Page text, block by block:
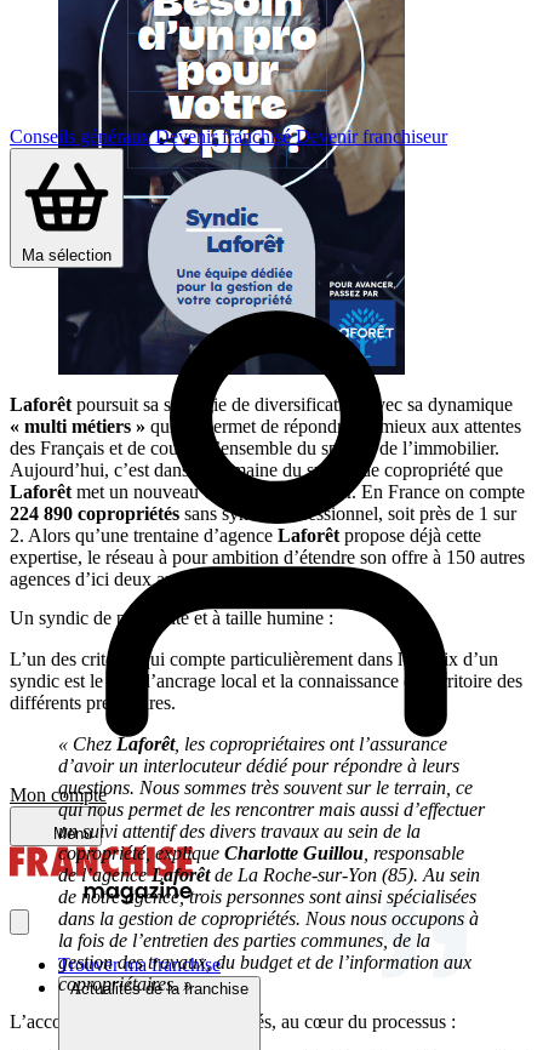
Conseils générauxDevenir franchiséDevenir franchiseur
Ma sélection
Mon compte
Menu
Trouver ma franchise
Actualités de la franchise
Laforêt poursuit sa stratégie de diversification avec sa dynamique
« multi métiers » qui lui permet de répondre au mieux aux attentes
des Français et de couvrir l’ensemble du spectre de l’immobilier.
Aujourd’hui, c’est dans le domaine du syndic de copropriété que
Laforêt met un nouveau coup d’accélérateur. En France on compte
224 890 copropriétés sans syndic professionnel, soit près de 1 sur
2. Alors qu’une trentaine d’agence Laforêt propose déjà cette
expertise, le réseau à pour ambition d’étendre son offre à 150 autres
agences d’ici deux ans.
Un syndic de proximité et à taille humine :
L’un des critères qui compte particulièrement dans le choix d’un
syndic est le lieu d’ancrage local et la connaissance du territoire des
différents prestataires.
« Chez Laforêt, les copropriétaires ont l’assurance
d’avoir un interlocuteur dédié pour répondre à leurs
questions. Nous sommes très souvent sur le terrain, ce
qui nous permet de les rencontrer mais aussi d’effectuer
un suivi attentif des divers travaux au sein de la
copropriété, explique Charlotte Guillou , responsable
de l’agenceLaforêtde La Roche-sur-Yon (85). Au sein
de notre agence, trois personnes sont ainsi spécialisées
dans la gestion de copropriétés. Nous nous occupons à
la fois de l’entretien des parties communes, de la
gestion des travaux, du budget etde l’information aux
copropriétaires. »
L’accompagnement des franchisés, au cœur du processus :